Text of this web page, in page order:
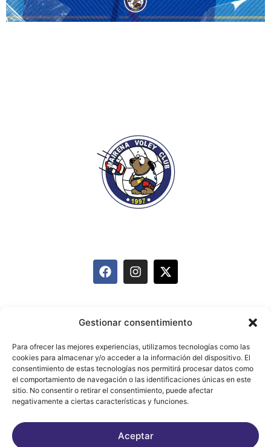
Gestionar consentimiento
Para ofrecer las mejores experiencias, utilizamos tecnologías como las
cookies para almacenar y/o acceder a la información del dispositivo. El
consentimiento de estas tecnologías nos permitirá procesar datos como
el comportamiento de navegación o las identificaciones únicas en este
sitio. No consentir o retirar el consentimiento, puede afectar
negativamente a ciertas características y funciones.
Aceptar
Contacto
Aviso legal